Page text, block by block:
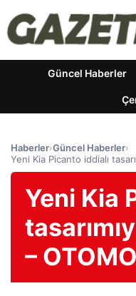
Güncel Haberler
Haberler›Güncel Haberler›
Yeni Kia Picanto iddialı
Yeni Kia
–